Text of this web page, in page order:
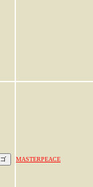
MASTERPEACE